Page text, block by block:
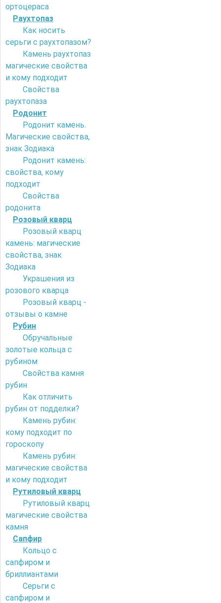
ортоцераса
Раухтопаз
Как носить
серьги с раухтопазом?
Камень раухтопаз
магические свойства
и кому подходит
Свойства
раухтопаза
Родонит
Родонит камень.
Магические свойства,
знак Зодиака
Родонит камень:
свойства, кому
подходит
Свойства
родонита
Розовый кварц
Розовый кварц
камень: магические
свойства, знак
Зодиака
Украшения из
розового кварца
Розовый кварц -
отзывы о камне
Рубин
Обручальные
золотые кольца с
рубином
Свойства камня
рубин
Как отличить
рубин от подделки?
Камень рубин:
кому подходит по
гороскопу
Камень рубин:
магические свойства
и кому подходит
Рутиловый кварц
Рутиловый кварц
магические свойства
камня
Сапфир
Кольцо с
сапфиром и
бриллиантами
Серьги с
сапфиром и